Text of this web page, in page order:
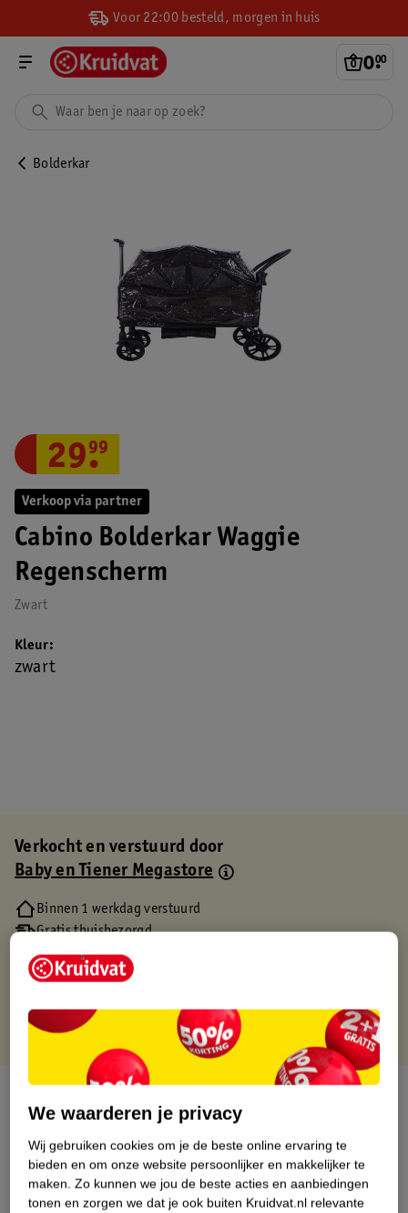
Voor 22:00 besteld, morgen in huis
0.
00
Bolderkar
Verkoop via partner
Cabino Bolderkar Waggie
Regenscherm
Zwart
29.
99
Kleur
zwart
Verkocht en verstuurd door
Baby en Tiener Megastore
Binnen 1 werkdag verstuurd
Gratis thuisbezorgd
Gratis retourneren via verkooppartner.
Gratis punten met je Kruidvat kaart
Productinformatie
Etiketinformatie
We waarderen je privacy
Wij gebruiken cookies om je de beste online ervaring te
bieden en om onze website persoonlijker en makkelijker te
maken. Zo kunnen we jou de beste acties en aanbiedingen
tonen en zorgen we dat je ook buiten Kruidvat.nl relevante